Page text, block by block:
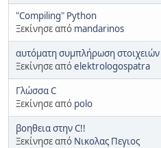
"Compiling" Python
Ξεκίνησε από mandarinos
αυτόματη συμπλήρωση
Ξεκίνησε απόelektrologospatra
Γλώσσα C
Ξεκίνησε από polo
βοηθεια στην C!!
Ξεκίνησε από Νικολας Πεγιος